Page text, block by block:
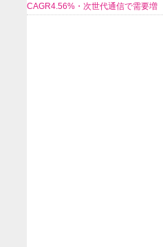
CAGR4.56%・次世代通信で需要増